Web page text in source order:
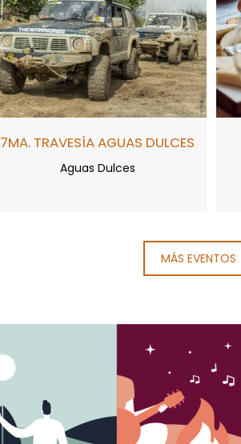
7MA. TRAVESÍA AGUAS DULCES
Aguas Dulces
MÁS EVENTOS